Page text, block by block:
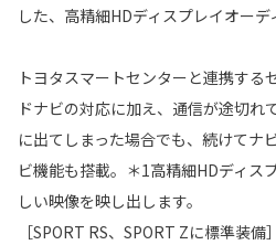
した、高精細HDディスプレイオーデ
トヨタスマートセンターと連携する
ドナビの対応に加え、通信が途切れ
に出てしまった場合でも、続けてナ
ビ機能も搭載。＊1高精細HDディス
しい映像を映し出します。
［SPORT RS、SPORT Zに標準装備］